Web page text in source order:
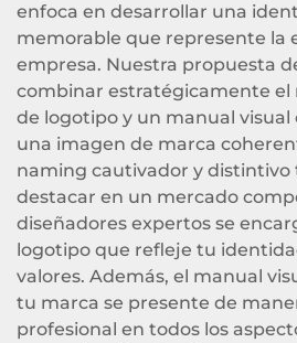
enfoca en desarrollar una
memorable que represente la
empresa. Nuestra propuesta
combinar estratégicamente el
de logotipo y un manual
una imagen de marca
naming cautivador y distintivo
destacar en un mercado
diseñadores expertos se
logotipo que refleje tu
valores. Además, el manual
tu marca se presente de
profesional en todos los